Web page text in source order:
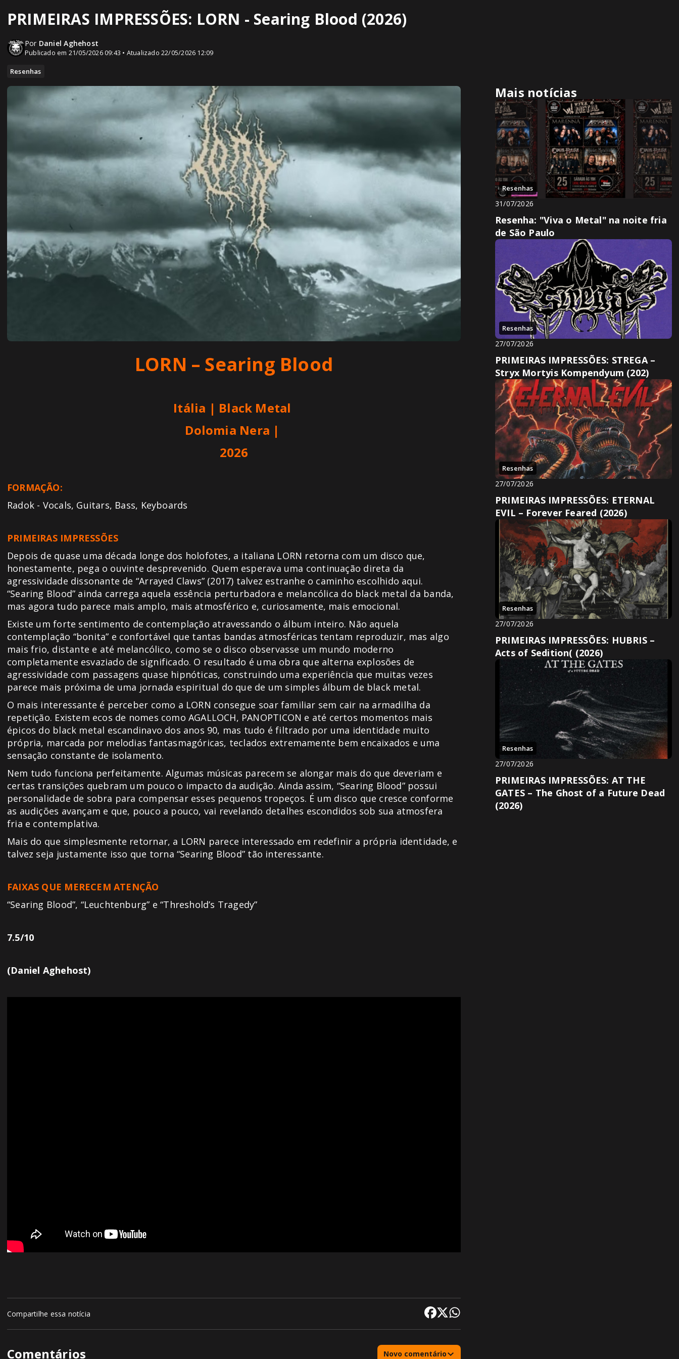
PRIMEIRAS IMPRESSÕES: LORN - Searing Blood (2026)
Por Daniel Aghehost
Publicado em 21/05/2026 09:43 • Atualizado 22/05/2026 12:09
Resenhas
LORN – Searing Blood
Itália | Black Metal
Dolomia Nera |
2026
FORMAÇÃO:
Radok - Vocals, Guitars, Bass, Keyboards
PRIMEIRAS IMPRESSÕES
Depois de quase uma década longe dos holofotes, a italiana LORN retorna com um disco que,
honestamente, pega o ouvinte desprevenido. Quem esperava uma continuação direta da
agressividade dissonante de “Arrayed Claws” (2017) talvez estranhe o caminho escolhido aqui.
“Searing Blood” ainda carrega aquela essência perturbadora e melancólica do black metal da banda,
mas agora tudo parece mais amplo, mais atmosférico e, curiosamente, mais emocional.
Existe um forte sentimento de contemplação atravessando o álbum inteiro. Não aquela
contemplação “bonita” e confortável que tantas bandas atmosféricas tentam reproduzir, mas algo
mais frio, distante e até melancólico, como se o disco observasse um mundo moderno
completamente esvaziado de significado. O resultado é uma obra que alterna explosões de
agressividade com passagens quase hipnóticas, construindo uma experiência que muitas vezes
parece mais próxima de uma jornada espiritual do que de um simples álbum de black metal.
O mais interessante é perceber como a LORN consegue soar familiar sem cair na armadilha da
repetição. Existem ecos de nomes como AGALLOCH, PANOPTICON e até certos momentos mais
épicos do black metal escandinavo dos anos 90, mas tudo é filtrado por uma identidade muito
própria, marcada por melodias fantasmagóricas, teclados extremamente bem encaixados e uma
sensação constante de isolamento.
Nem tudo funciona perfeitamente. Algumas músicas parecem se alongar mais do que deveriam e
certas transições quebram um pouco o impacto da audição. Ainda assim, “Searing Blood” possui
personalidade de sobra para compensar esses pequenos tropeços. É um disco que cresce conforme
as audições avançam e que, pouco a pouco, vai revelando detalhes escondidos sob sua atmosfera
fria e contemplativa.
Mais do que simplesmente retornar, a LORN parece interessado em redefinir a própria identidade, e
talvez seja justamente isso que torna “Searing Blood” tão interessante.
FAIXAS QUE MERECEM ATENÇÃO
“Searing Blood”, “Leuchtenburg” e “Threshold’s Tragedy”
7.5/10
(Daniel Aghehost)
Compartilhe essa notícia
Comentários Novo comentário
Mais notícias
Resenhas
31/07/2026
Resenha: "Viva o Metal" na noite fria
de São Paulo
Resenhas
27/07/2026
PRIMEIRAS IMPRESSÕES: STREGA –
Stryx Mortyis Kompendyum (202)
Resenhas
27/07/2026
PRIMEIRAS IMPRESSÕES: ETERNAL
EVIL – Forever Feared (2026)
Resenhas
27/07/2026
PRIMEIRAS IMPRESSÕES: HUBRIS –
Acts of Sedition( (2026)
Resenhas
27/07/2026
PRIMEIRAS IMPRESSÕES: AT THE
GATES – The Ghost of a Future Dead
(2026)